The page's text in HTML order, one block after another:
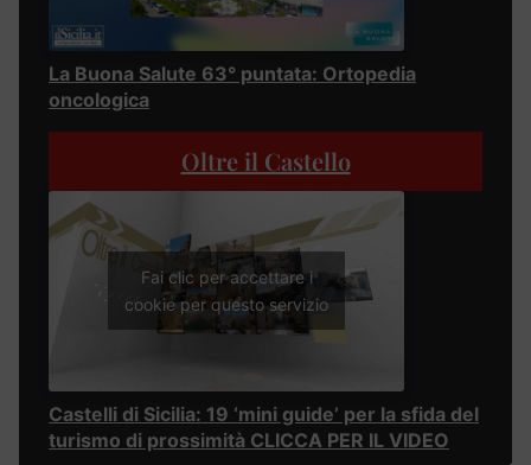
La Buona Salute 63° puntata: Ortopedia
oncologica
Oltre il Castello
Fai clic per accettare i
cookie per questo servizio
Castelli di Sicilia: 19 ‘mini guide’ per la sfida del
turismo di prossimità CLICCA PER IL VIDEO